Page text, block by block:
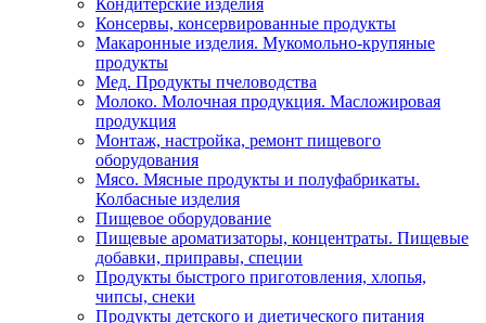
Кондитерские изделия
Консервы, консервированные продукты
Макаронные изделия. Мукомольно-крупяные
продукты
Мед. Продукты пчеловодства
Молоко. Молочная продукция. Масложировая
продукция
Монтаж, настройка, ремонт пищевого
оборудования
Мясо. Мясные продукты и полуфабрикаты.
Колбасные изделия
Пищевое оборудование
Пищевые ароматизаторы, концентраты. Пищевые
добавки, приправы, специи
Продукты быстрого приготовления, хлопья,
чипсы, снеки
Продукты детского и диетического питания